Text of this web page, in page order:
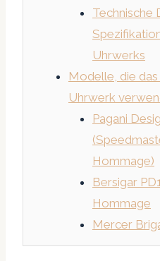
Technische
Uhrwerks
Modelle, die
Uhrwerk
Pagani
Hommage)
Bersigar
Hommage
Mercer